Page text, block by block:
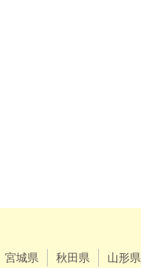
宮城県 秋田県 山形県